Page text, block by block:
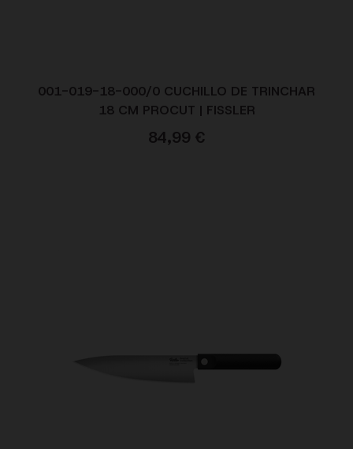
001-019-18-000/0 CUCHILLO DE TRINCHAR
18 CM PROCUT | FISSLER
84,99 €